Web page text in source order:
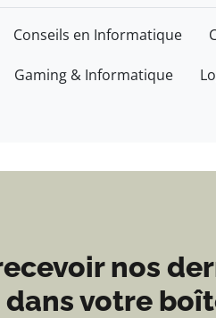
Conseils en Informatique
Gaming & Informatique
nos
votre